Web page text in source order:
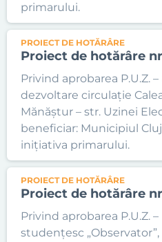
primarului.
PROIECT DE HOTĂRÂRE
Proiect de hotărâre
Privind aprobarea P.U.Z.
dezvoltare circulație
Mănăștur – str. Uzinei
beneficiar: Municipiul
inițiativa primarului.
PROIECT DE HOTĂRÂRE
Proiect de hotărâre
Privind aprobarea P.U.Z.
studențesc